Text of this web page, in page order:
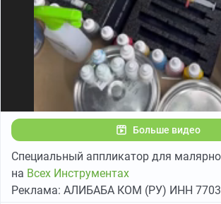
Больше видео
Специальный аппликатор для
на Всех Инструментах
Реклама: АЛИБАБА КОМ (РУ) ИНН